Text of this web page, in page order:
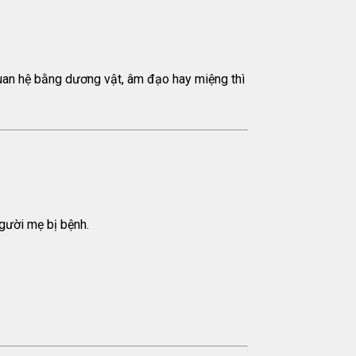
hệ bằng dương vật, âm đạo hay miệng thì
mẹ bị bệnh.